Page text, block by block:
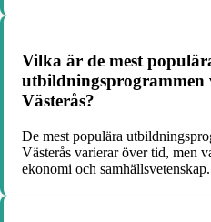
Vilka är de mest
utbildningsprogrammen
Västerås?
De mest populära
Västerås varierar över tid, men
ekonomi och samhällsvetenskap.